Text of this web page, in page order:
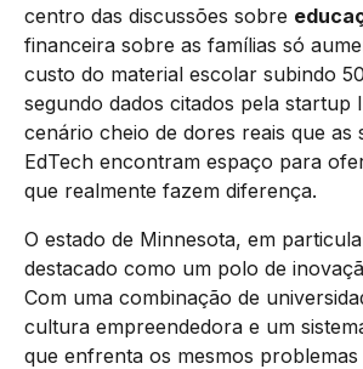
centro das discussões sobre
financeira sobre as famílias só
custo do material escolar subindo
segundo dados citados pela startup
cenário cheio de dores reais que as
EdTech encontram espaço para
que realmente fazem diferença.
O estado de Minnesota, em
destacado como um polo de
Com uma combinação de
cultura empreendedora e um
que enfrenta os mesmos